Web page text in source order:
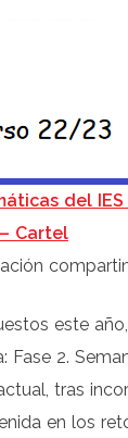
del
– Cartel
este
Fase 2.
tras
en los